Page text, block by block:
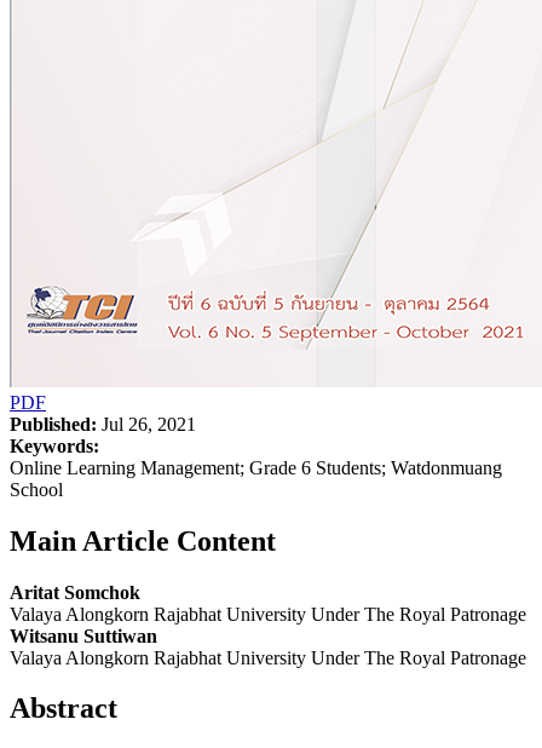
PDF
Published: Jul 26, 2021
Keywords:
Online Learning Management; Grade 6 Students; Watdonmuang
School
Main Article Content
Aritat Somchok
Valaya Alongkorn Rajabhat University Under The Royal Patronage
Witsanu Suttiwan
Valaya Alongkorn Rajabhat University Under The Royal Patronage
Abstract